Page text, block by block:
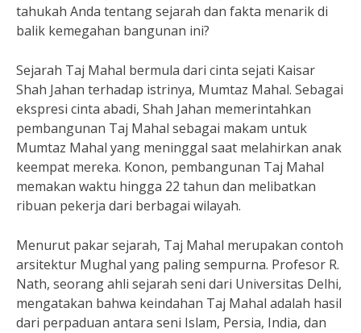
tahukah Anda tentang sejarah dan fakta menarik di
balik kemegahan bangunan ini?
Sejarah Taj Mahal bermula dari cinta sejati Kaisar
Shah Jahan terhadap istrinya, Mumtaz Mahal. Sebagai
ekspresi cinta abadi, Shah Jahan memerintahkan
pembangunan Taj Mahal sebagai makam untuk
Mumtaz Mahal yang meninggal saat melahirkan anak
keempat mereka. Konon, pembangunan Taj Mahal
memakan waktu hingga 22 tahun dan melibatkan
ribuan pekerja dari berbagai wilayah.
Menurut pakar sejarah, Taj Mahal merupakan contoh
arsitektur Mughal yang paling sempurna. Profesor R.
Nath, seorang ahli sejarah seni dari Universitas Delhi,
mengatakan bahwa keindahan Taj Mahal adalah hasil
dari perpaduan antara seni Islam, Persia, India, dan